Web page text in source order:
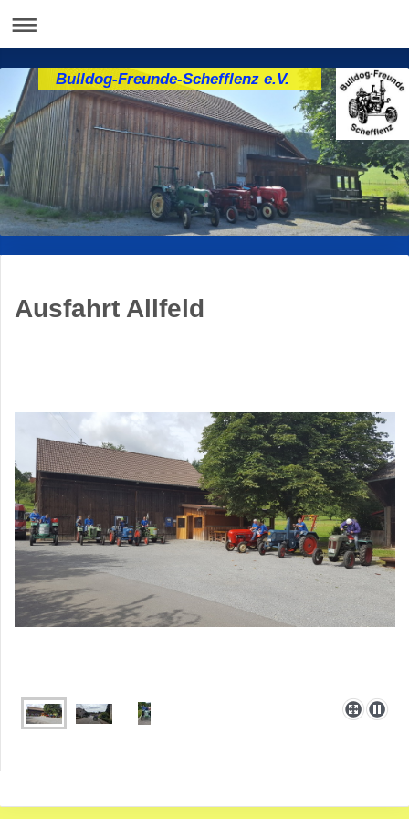
Bulldog-Freunde-Schefflenz e.V.
Ausfahrt Allfeld